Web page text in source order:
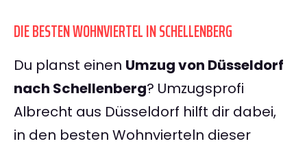
DIE BESTEN WOHNVIERTEL IN SCHELLENBERG
Du planst einen Umzug von Düsseldorf
nach Schellenberg? Umzugsprofi
Albrecht aus Düsseldorf hilft dir dabei,
in den besten Wohnvierteln dieser